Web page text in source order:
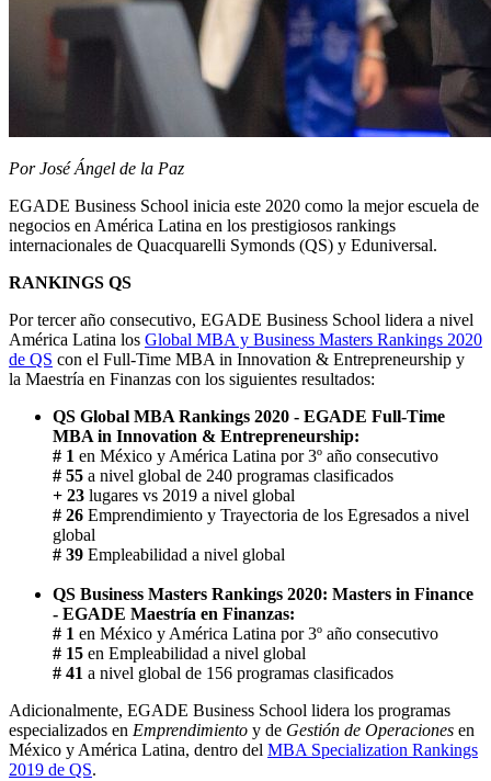
Por José Ángel de la Paz
EGADE Business School inicia este 2020 como la mejor escuela de
negocios en América Latina en los prestigiosos rankings
internacionales de Quacquarelli Symonds (QS) y Eduniversal.
RANKINGS QS
Por tercer año consecutivo, EGADE Business School lidera a nivel
América Latina los Global MBA y Business Masters Rankings 2020
de QS con el Full-Time MBA in Innovation & Entrepreneurship y
la Maestría en Finanzas con los siguientes resultados:
QS Global MBA Rankings 2020 - EGADE Full-Time
MBA in Innovation & Entrepreneurship:
# 1 en México y América Latina por 3º año consecutivo
# 55 a nivel global de 240 programas clasificados
+ 23 lugares vs 2019 a nivel global
# 26 Emprendimiento y Trayectoria de los Egresados a nivel
global
# 39 Empleabilidad a nivel global
QS Business Masters Rankings 2020: Masters in Finance
- EGADE Maestría en Finanzas:
# 1 en México y América Latina por 3º año consecutivo
# 15 en Empleabilidad a nivel global
# 41 a nivel global de 156 programas clasificados
Adicionalmente, EGADE Business School lidera los programas
especializados en Emprendimiento y de Gestión de Operaciones en
México y América Latina, dentro del MBA Specialization Rankings
2019 de QS.